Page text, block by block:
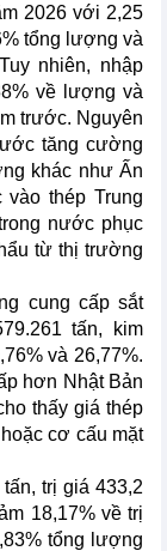
2026 với 2,25
tổng lượng và
nhiên, nhập
về lượng và
trước. Nguyên
tăng cường
khác như Ấn
thép Trung
nước phục
từ thị trường
cung cấp sắt
tấn, kim
và 26,77%.
hơn Nhật Bản
thấy giá thép
cơ cấu mặt
trị giá 433,2
18,17% về trị
tổng lượng